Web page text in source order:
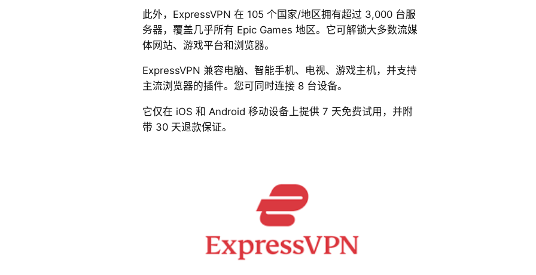
此外，ExpressVPN 在 105 个国家/地区拥有超过 3,000 台服
务器，覆盖几乎所有 Epic Games 地区。它可解锁大多数流媒
体网站、游戏平台和浏览器。
ExpressVPN 兼容电脑、智能手机、电视、游戏主机，并支持
主流浏览器的插件。您可同时连接 8 台设备。
它仅在 iOS 和 Android 移动设备上提供 7 天免费试用，并附
带 30 天退款保证。